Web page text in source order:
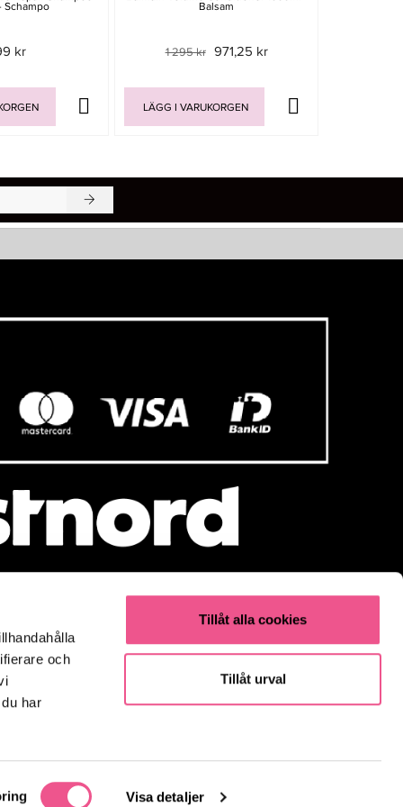
och
har
Visa detaljer
Tillåt alla cookies
Tillåt urval
Schampo
kr
Balsam
1 295 kr 971,25 kr
LÄGG I VARUKORGEN
Populärt
Parfym
Fynda